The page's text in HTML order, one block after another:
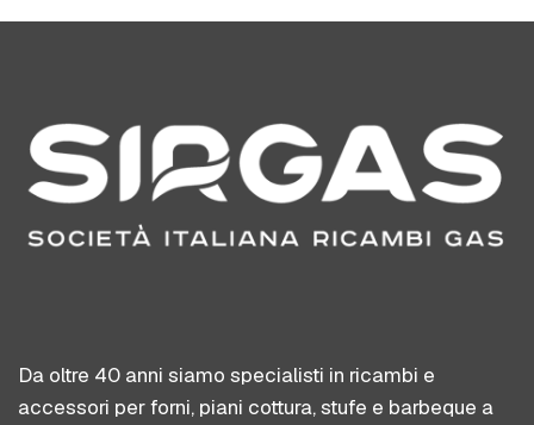
Da oltre 40 anni siamo specialisti in ricambi e
accessori per forni, piani cottura, stufe e barbeque a